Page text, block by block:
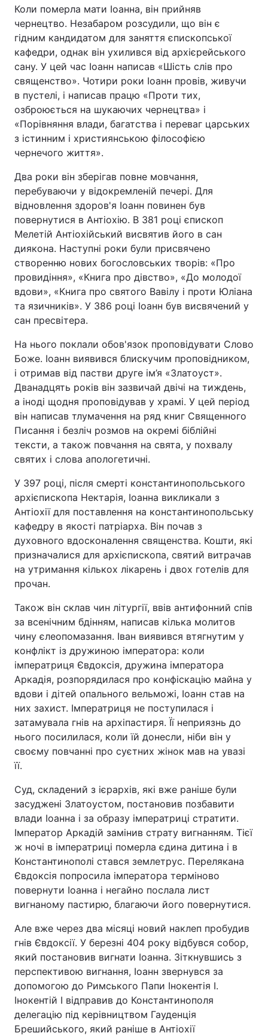
Інтерв'ю Думки
Архів Вакансії
Контакти
ПОСЛУГИ
Реклама на сайті
Моніторинг Пресцентр
Коли померла мати Іоанна, він прийняв
чернецтво. Незабаром розсудили, що він є
гідним кандидатом для заняття єпископської
кафедри, однак він ухилився від архієрейського
сану. У цей час Іоанн написав «Шість слів про
священство». Чотири роки Іоанн провів, живучи
в пустелі, і написав працю «Проти тих,
озброюється на шукаючих чернецтва» і
«Порівняння влади, багатства і переваг царських
з істинним і християнською філософією
чернечого життя».
Два роки він зберігав повне мовчання,
перебуваючи у відокремленій печері. Для
відновлення здоров'я Іоанн повинен був
повернутися в Антіохію. В 381 році єпископ
Мелетій Антіохійський висвятив його в сан
диякона. Наступні роки були присвячено
створенню нових богословських творів: «Про
провидіння», «Книга про дівство», «До молодої
вдови», «Книга про святого Вавілу і проти Юліана
та язичників». У 386 році Іоанн був висвячений у
сан пресвітера.
На нього поклали обов'язок проповідувати Слово
Боже. Іоанн виявився блискучим проповідником,
і отримав від пастви друге ім’я «Златоуст».
Дванадцять років він зазвичай двічі на тиждень,
а іноді щодня проповідував у храмі. У цей період
він написав тлумачення на ряд книг Священного
Писання і безліч розмов на окремі біблійні
тексти, а також повчання на свята, у похвалу
святих і слова апологетичні.
У 397 році, після смерті константинопольського
архієпископа Нектарія, Іоанна викликали з
Антіохії для поставлення на константинопольську
кафедру в якості патріарха. Він почав з
духовного вдосконалення священства. Кошти, які
призначалися для архієпископа, святий витрачав
на утримання кількох лікарень і двох готелів для
прочан.
Також він склав чин літургії, ввів антифонний спів
за всенічним бдінням, написав кілька молитов
чину єлеопомазання. Іван виявився втягнутим у
конфлікт із дружиною імператора: коли
імператриця Євдоксія, дружина імператора
Аркадія, розпорядилася про конфіскацію майна у
вдови і дітей опального вельможі, Іоанн став на
них захист. Імператриця не поступилася і
затамувала гнів на архіпастиря. Її неприязнь до
нього посилилася, коли їй донесли, ніби він у
своєму повчанні про суєтних жінок мав на увазі
її.
Суд, складений з ієрархів, які вже раніше були
засуджені Златоустом, постановив позбавити
влади Іоанна і за образу імператриці стратити.
Імператор Аркадій замінив страту вигнанням. Тієї
ж ночі в імператриці померла єдина дитина і в
Константинополі стався землетрус. Перелякана
Євдоксія попросила імператора терміново
повернути Іоанна і негайно послала лист
вигнаному пастирю, благаючи його повернутися.
Але вже через два місяці новий наклеп пробудив
гнів Євдоксії. У березні 404 року відбувся собор,
який постановив вигнати Іоанна. Зіткнувшись з
перспективою вигнання, Іоанн звернувся за
допомогою до Римського Папи Інокентія I.
Інокентій I відправив до Константинополя
делегацію під керівництвом Гауденція
Брешийського, який раніше в Антіохії